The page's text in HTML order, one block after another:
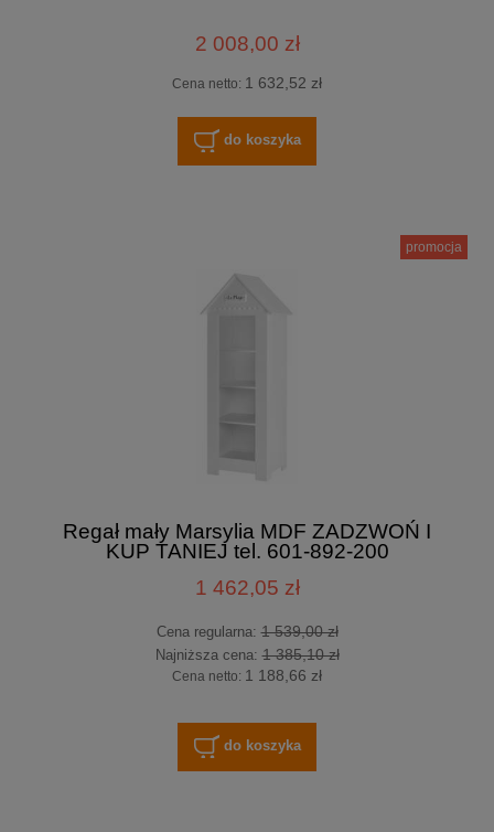
2 008,00 zł
Cena netto: 1 632,52 zł
do koszyka
Regał mały Marsylia MDF ZADZWOŃ I
KUP TANIEJ tel. 601-892-200
1 462,05 zł
Cena regularna:1 539,00 zł
Najniższa cena:1 385,10 zł
Cena netto: 1 188,66 zł
do koszyka
promocja